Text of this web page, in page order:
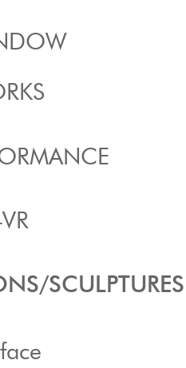
SCULPTURES